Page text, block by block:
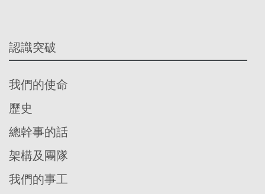
認識突破
我們的使命
歷史
總幹事的話
架構及團隊
我們的事工